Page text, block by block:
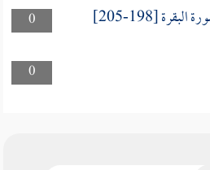
0
[198-205]
0